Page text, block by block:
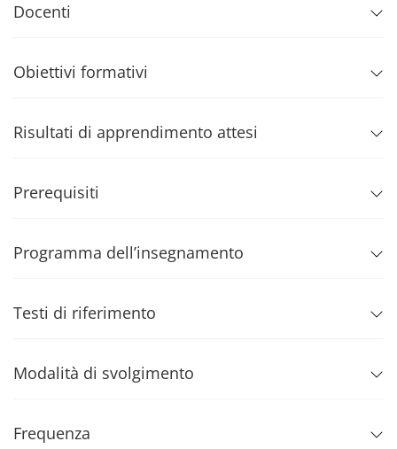
Docenti
Obiettivi formativi
Risultati di apprendimento attesi
Prerequisiti
Programma dell’insegnamento
Testi di riferimento
Modalità di svolgimento
Frequenza